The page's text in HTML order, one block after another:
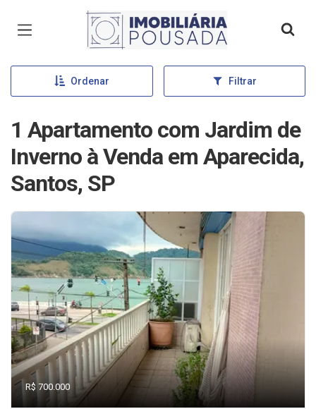
Página inicial
Ordenar Filtrar
1 Apartamento com Jardim de
Inverno à Venda em Aparecida,
Santos, SP
R$ 700.000